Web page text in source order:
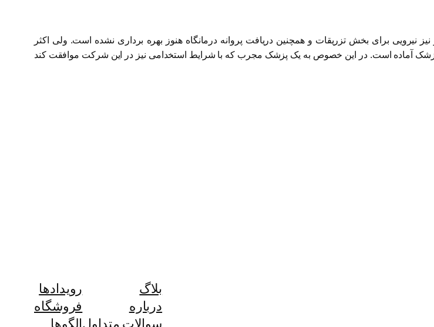
برای بخش تزریقات و همچنین دریافت پروانه درمانگاه هنوز بهره برداری نشده است. ولی اکثر
پزشک آماده است. در این خصوص به یک پزشک مجرب که با شرایط استخدامی نیز در این شرکت موافقت کند
بلاگ
درباره
رویدادها
فروشگاه